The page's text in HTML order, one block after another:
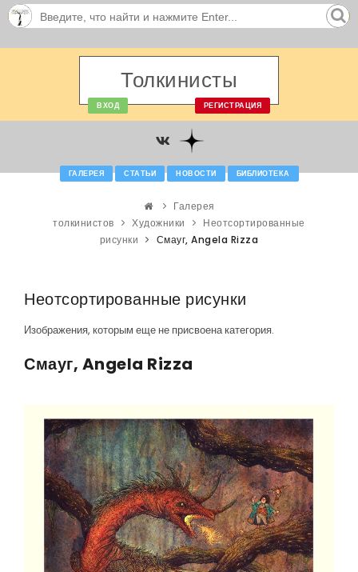
Толкинисты
ВХОД РЕГИСТРАЦИЯ
ГАЛЕРЕЯ СТАТЬИ НОВОСТИ БИБЛИОТЕКА
Галерея
толкинистов
Художники
Неотсортированные
рисунки
Смауг, Angela Rizza
Неотсортированные рисунки
Изображения, которым еще не присвоена категория.
Смауг, Angela Rizza